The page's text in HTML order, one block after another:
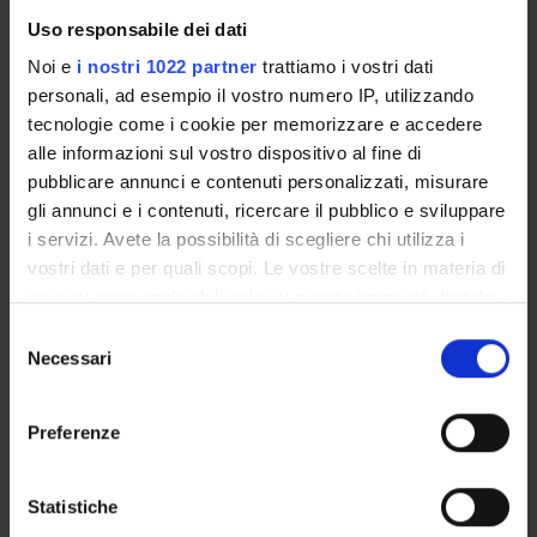
Uso responsabile dei dati
Noi e i nostri 1022 partner trattiamo i vostri dati
personali, ad esempio il vostro numero IP, utilizzando
tecnologie come i cookie per memorizzare e accedere
alle informazioni sul vostro dispositivo al fine di
pubblicare annunci e contenuti personalizzati, misurare
gli annunci e i contenuti, ricercare il pubblico e sviluppare
i servizi. Avete la possibilità di scegliere chi utilizza i
vostri dati e per quali scopi. Le vostre scelte in materia di
modificare o revocare il proprio consenso in qualsiasi
momento dalla Dichiarazione sui cookie o facendo clic
raccogliere informazioni sulla tua posizione
geografica, con un'approssimazione di qualche
delNecessari
Preferenze
Statistiche
DEPARTMENT ADMINISTRATION OFFICES
STUDENT ADMINISTRATION OFFICES
DEPARTMENT FACILITIES
LIBRARIES
OTHER OFFICES